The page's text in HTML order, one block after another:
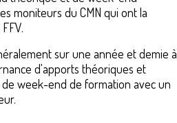
moniteurs du CMN qui ont la
sur une année et demie à
d'apports théoriques et
week-end de formation avec un